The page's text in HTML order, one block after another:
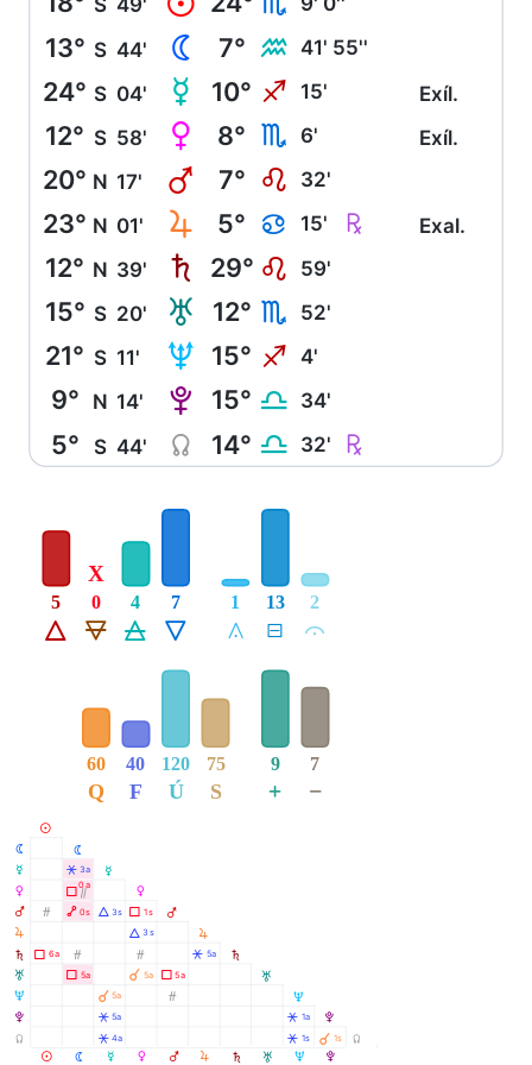
S 49'
13° S 44' N 7° K 41' 55''
24° S 04' O 10° I 15' Exíl.
12° S 58' P 8° H 6' Exíl.
20° N 17' Q 7° E 32'
23° N 01' R 5° D 15' Ç Exal.
12° N 39' S 29° E 59'
15° S 20' T 12° H 52'
21° S 11' U 15° I 4'
9° N 14' V 15° G 34'
5° S 44' Y 14° G 32' Ç
Á
5
Ë
0
X
Ô
4
Ê
7
Å
1
É
13
Ă
2
Q
60
F
40
Ú
120
S
75
+
9
−
7
M
M
N
N
N
O
O
O
P
P
P
Q
Q
Q
R
R
R
S
S
S
T
T
T
U
U
U
V
V
V
Y
Y
Ó
Ã 6a
Â 3a
Ã Ò
0a
Ä 0s
Ó
5a
Á 3s
À 5a
Â 5a
Â 4a
1s
Á 3s
Ó
À 5a 5a
Ó
Â 5a
Â 1a
Â 1s À 1s